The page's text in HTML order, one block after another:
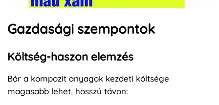
Gazdasági szempontok
Költség-haszon elemzés
Bár a kompozit anyagok kezdeti költsége
magasabb lehet, hosszú távon: